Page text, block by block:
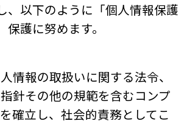
、以下のように「個人情報保護
護に努めます。
情報の取扱いに関する法令、
針その他の規範を含むコンプ
確立し、社会的責務としてこ